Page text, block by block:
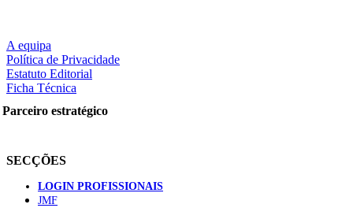
NOTÍCIAS RECENTES
Saúde 6 de Agosto, 2026
A equipa
Política de Privacidade
Estatuto Editorial
Ficha Técnica
Parceiro estratégico
SECÇÕES
LOGIN PROFISSIONAIS
JMF